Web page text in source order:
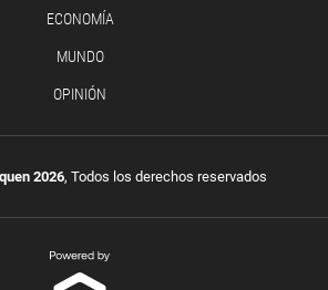
ECONOMÍA
MUNDO
OPINIÓN
2026, Todos los derechos reservados